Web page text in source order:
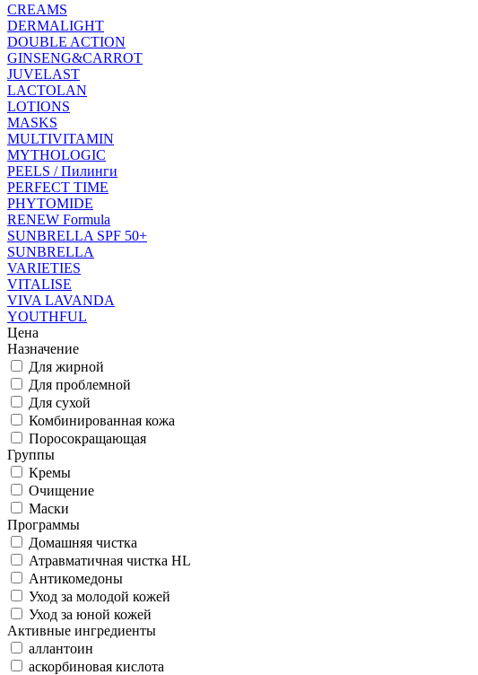
CREAMS
DERMALIGHT
DOUBLE ACTION
GINSENG&CARROT
JUVELAST
LACTOLAN
LOTIONS
MASKS
MULTIVITAMIN
MYTHOLOGIC
PEELS / Пилинги
PERFECT TIME
PHYTOMIDE
RENEW Formula
SUNBRELLA SPF 50+
SUNBRELLA
VARIETIES
VITALISE
VIVA LAVANDA
YOUTHFUL
Цена
Назначение
Для жирной
Для проблемной
Для сухой
Комбинированная кожа
Поросокращающая
Группы
Кремы
Очищение
Маски
Программы
Домашняя чистка
Атравматичная чистка HL
Антикомедоны
Уход за молодой кожей
Уход за юной кожей
Активные ингредиенты
аллантоин
аскорбиновая кислота